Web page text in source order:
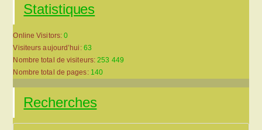
Statistiques
Online Visitors:0
Visiteurs aujourd’hui: 63
Nombre total de visiteurs:253 449
Nombre total de pages: 140
Recherches